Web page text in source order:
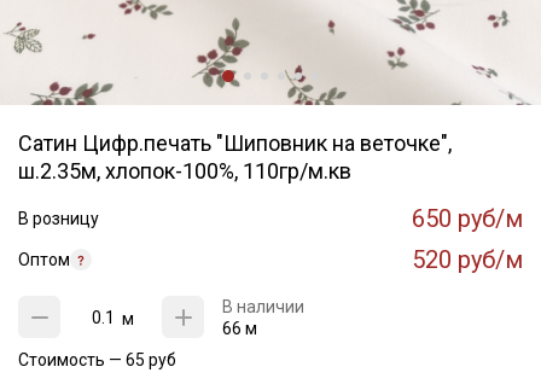
Сатин Цифр.печать "Шиповник на веточке",
ш.2.35м, хлопок-100%, 110гр/м.кв
В розницу 650 руб/м
Оптом 520 руб/м
м
В наличии
66 м
Стоимость — 65 руб